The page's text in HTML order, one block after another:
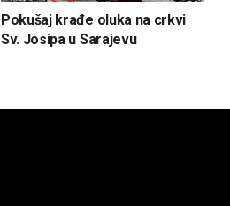
Pokušaj krađe oluka na crkvi
Sv. Josipa u Sarajevu